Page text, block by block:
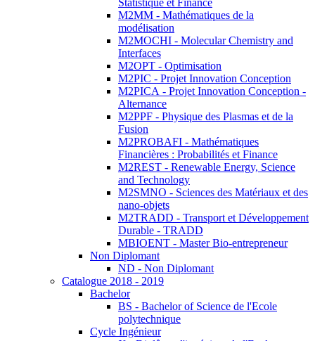
Statistique et Finance
M2MM - Mathématiques de la
modélisation
M2MOCHI - Molecular Chemistry and
Interfaces
M2OPT - Optimisation
M2PIC - Projet Innovation Conception
M2PICA - Projet Innovation Conception -
Alternance
M2PPF - Physique des Plasmas et de la
Fusion
M2PROBAFI - Mathématiques
Financières : Probabilités et Finance
M2REST - Renewable Energy, Science
and Technology
M2SMNO - Sciences des Matériaux et des
nano-objets
M2TRADD - Transport et Développement
Durable - TRADD
MBIOENT - Master Bio-entrepreneur
Non Diplomant
ND - Non Diplomant
Catalogue 2018 - 2019
Bachelor
BS - Bachelor of Science de l'Ecole
polytechnique
Cycle Ingénieur